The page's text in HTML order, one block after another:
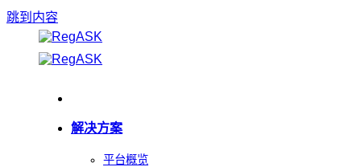
跳到内容
解决方案
平台概览